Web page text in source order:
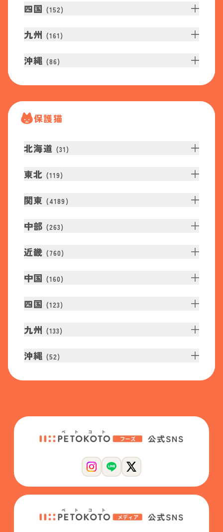
四国 (152)
九州 (161 )
沖縄 (86)
保護猫
北海道 (31 )
東北 (119)
関東 (4189 )
中部 (263)
近畿 (760)
中国 (160)
四国 (123)
九州 (133)
沖縄 (52)